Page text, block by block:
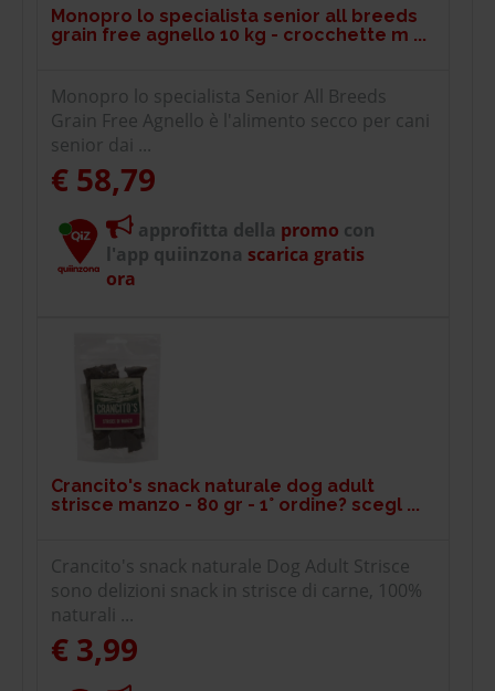
Monopro lo specialista senior all breeds
grain free agnello 10 kg - crocchette m ...
Monopro lo specialista Senior All Breeds
Grain Free Agnello è l'alimento secco per cani
senior dai ...
€ 58,79
approfitta della promo con
l'app quiinzona scarica gratis
ora
Crancito's snack naturale dog adult
strisce manzo - 80 gr - 1° ordine? scegl ...
Crancito's snack naturale Dog Adult Strisce
sono delizioni snack in strisce di carne, 100%
naturali ...
€ 3,99